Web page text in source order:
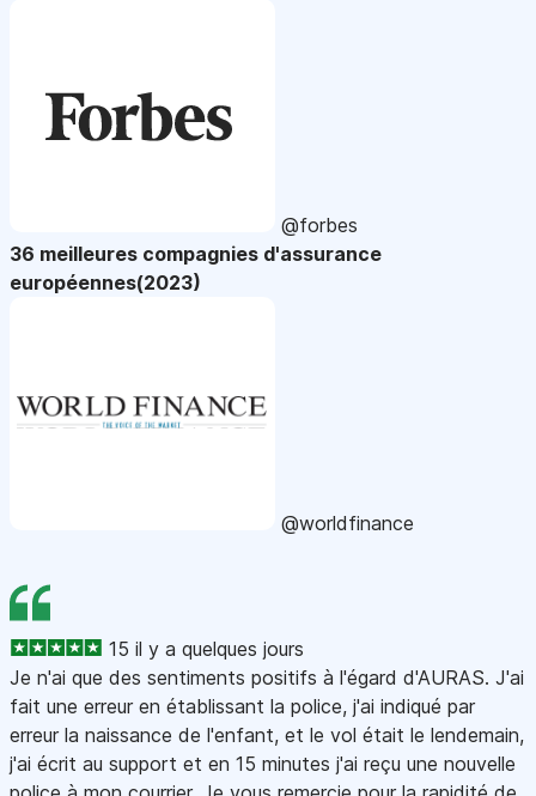
@forbes
36 meilleures compagnies d'assurance
européennes(2023)
@worldfinance
15 il y a quelques jours
Je n'ai que des sentiments positifs à l'égard d'AURAS. J'ai
fait une erreur en établissant la police, j'ai indiqué par
erreur la naissance de l'enfant, et le vol était le lendemain,
j'ai écrit au support et en 15 minutes j'ai reçu une nouvelle